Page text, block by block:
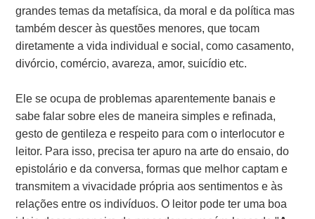
grandes temas da metafísica, da moral e da política mas
também descer às questões menores, que tocam
diretamente a vida individual e social, como casamento,
divórcio, comércio, avareza, amor, suicídio etc.
Ele se ocupa de problemas aparentemente banais e
sabe falar sobre eles de maneira simples e refinada,
gesto de gentileza e respeito para com o interlocutor e
leitor. Para isso, precisa ter apuro na arte do ensaio, do
epistolário e da conversa, formas que melhor captam e
transmitem a vivacidade própria aos sentimentos e às
relações entre os indivíduos. O leitor pode ter uma boa